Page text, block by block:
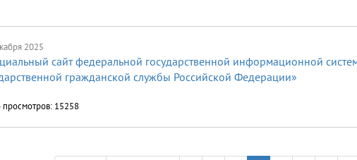
2025
сайт федеральной государственной информационной
гражданской службы Российской Федерации»
просмотров: 15258